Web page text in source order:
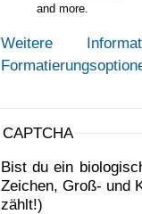
and more.
Weitere
CAPTCHA
Bist du ein
Zeichen, Groß- und
zählt!)